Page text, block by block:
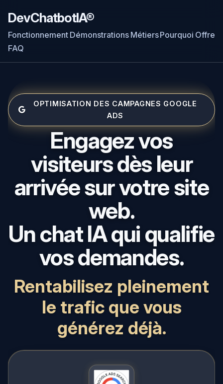
DevChatbotIA®
Fonctionnement Démonstrations MétiersPourquoi Offre
FAQ
OPTIMISATION DES CAMPAGNES GOOGLE
ADS
Engagez vos
visiteurs dès leur
arrivée sur votre site
web.
Un chat IA qui qualifie
vos demandes.
Rentabilisez pleinement
le trafic que vous
générez déjà.